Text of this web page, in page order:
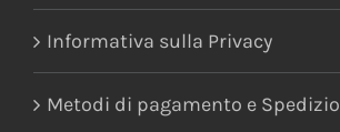
Informativa sulla Privacy
Metodi di pagamento e